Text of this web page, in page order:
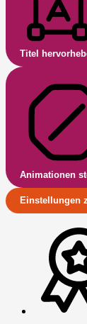
Titel
Animationen
Einstellungen